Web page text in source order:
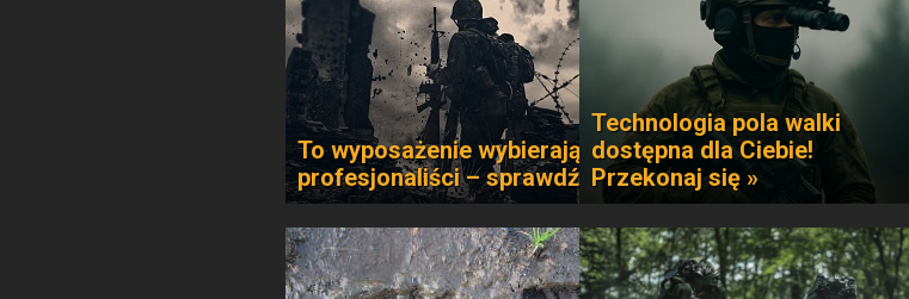
To wyposażenie wybierają
profesjonaliści – sprawdź »
Technologia pola walki
dostępna dla Ciebie!
Przekonaj się »